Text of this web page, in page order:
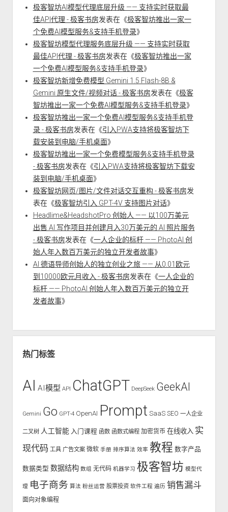
极客智坊AI模型代理底层升级 —— 支持实时获取最
佳API代理 - 极客书房发表在《极客智坊推出一家一
个免费AI模型服务&支持手机登录》
极客智坊模型代理服务底层升级 —— 支持实时获取
最佳API代理 - 极客书房发表在《极客智坊推出一家
一个免费AI模型服务&支持手机登录》
极客智坊新增免费模型 Gemini 1.5 Flash-8B &
Gemini 原生文件/视频对话 - 极客书房发表在《极客
智坊推出一家一个免费AI模型服务&支持手机登录》
极客智坊推出一家一个免费AI模型服务&支持手机登
录 - 极客书房发表在《引入PWA支持将极客智坊下
载安装到电脑/手机桌面》
极客智坊推出一家一个免费模型服务&支持手机登录
- 极客书房发表在《引入PWA支持将极客智坊下载安
装到电脑/手机桌面》
极客智坊网页/图片/文件对话交互重构 - 极客书房发
表在《极客智坊引入 GPT-4V 支持图片对话》
Headlime&HeadshotPro 创始人 —— 以100万美元
出售 AI 写作项目并创建月入30万美元的 AI 照片服务
- 极客书房发表在《一人企业的标杆 —— PhotoAI 创
始人年入数百万美元的独立开发者故事》
AI 德语导师创始人的独立创业之旅 —— 从0.01欧元
到10000欧元月收入 - 极客书房发表在《一人企业的
标杆 —— PhotoAI 创始人年入数百万美元的独立开
发者故事》
热门标签
AI AI模型 API ChatGPT DeepSeek GeekAI
Gemini Go GPT-4 OpenAI Prompt SaaS SEO 一人企业
二叉树 人工智能 入门课程 函数 函数式编程 加密货币 在线收入 实
现代码 工具 广告文案 微软 手册 排序算法 效率 教程 数字产品
数据类型 数据结构 数组 无代码 机器学习 极客智坊 模型代
理 电子商务 算法 粉丝运营 股票投资 软件工程 遍历 销售漏斗
面向对象编程